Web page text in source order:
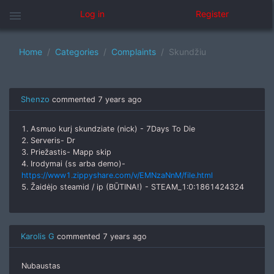
menu Log in Register
Home Categories Complaints Skundžiu
Shenzo commented 7 years ago
1. Asmuo kurį skundziate (nick) - 7Days To Die
2. Serveris- Dr
3. Priežastis- Mapp skip
4. Irodymai (ss arba demo)-
https://www1.zippyshare.com/v/EMNzaNnM/file.html
5. Žaidėjo steamid / ip (BŪTINA!) - STEAM_1:0:1861424324
Karolis G commented 7 years ago
Nubaustas